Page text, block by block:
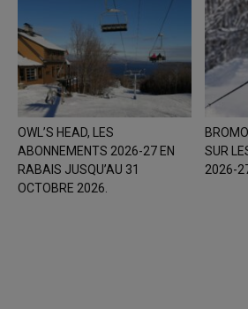
OWL’S HEAD, LES
ABONNEMENTS 2026-27 EN
RABAIS JUSQU’AU 31
OCTOBRE 2026.
SUR
2026-